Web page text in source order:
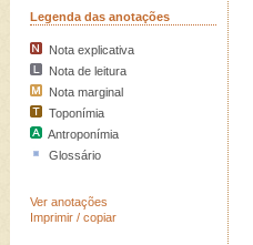
Legenda das anotações
Nota explicativa
Nota de leitura
Nota marginal
Toponímia
Antroponímia
Glossário
Ver anotações
Imprimir / copiar